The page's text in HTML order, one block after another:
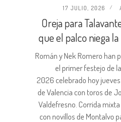
17 JULIO, 2026
Oreja para
que el palco niega
Román y Nek Romero han
el primer festejo de
2026 celebrado hoy
de Valencia con toros de
Valdefresno. Corrida
con novillos de Montalvo